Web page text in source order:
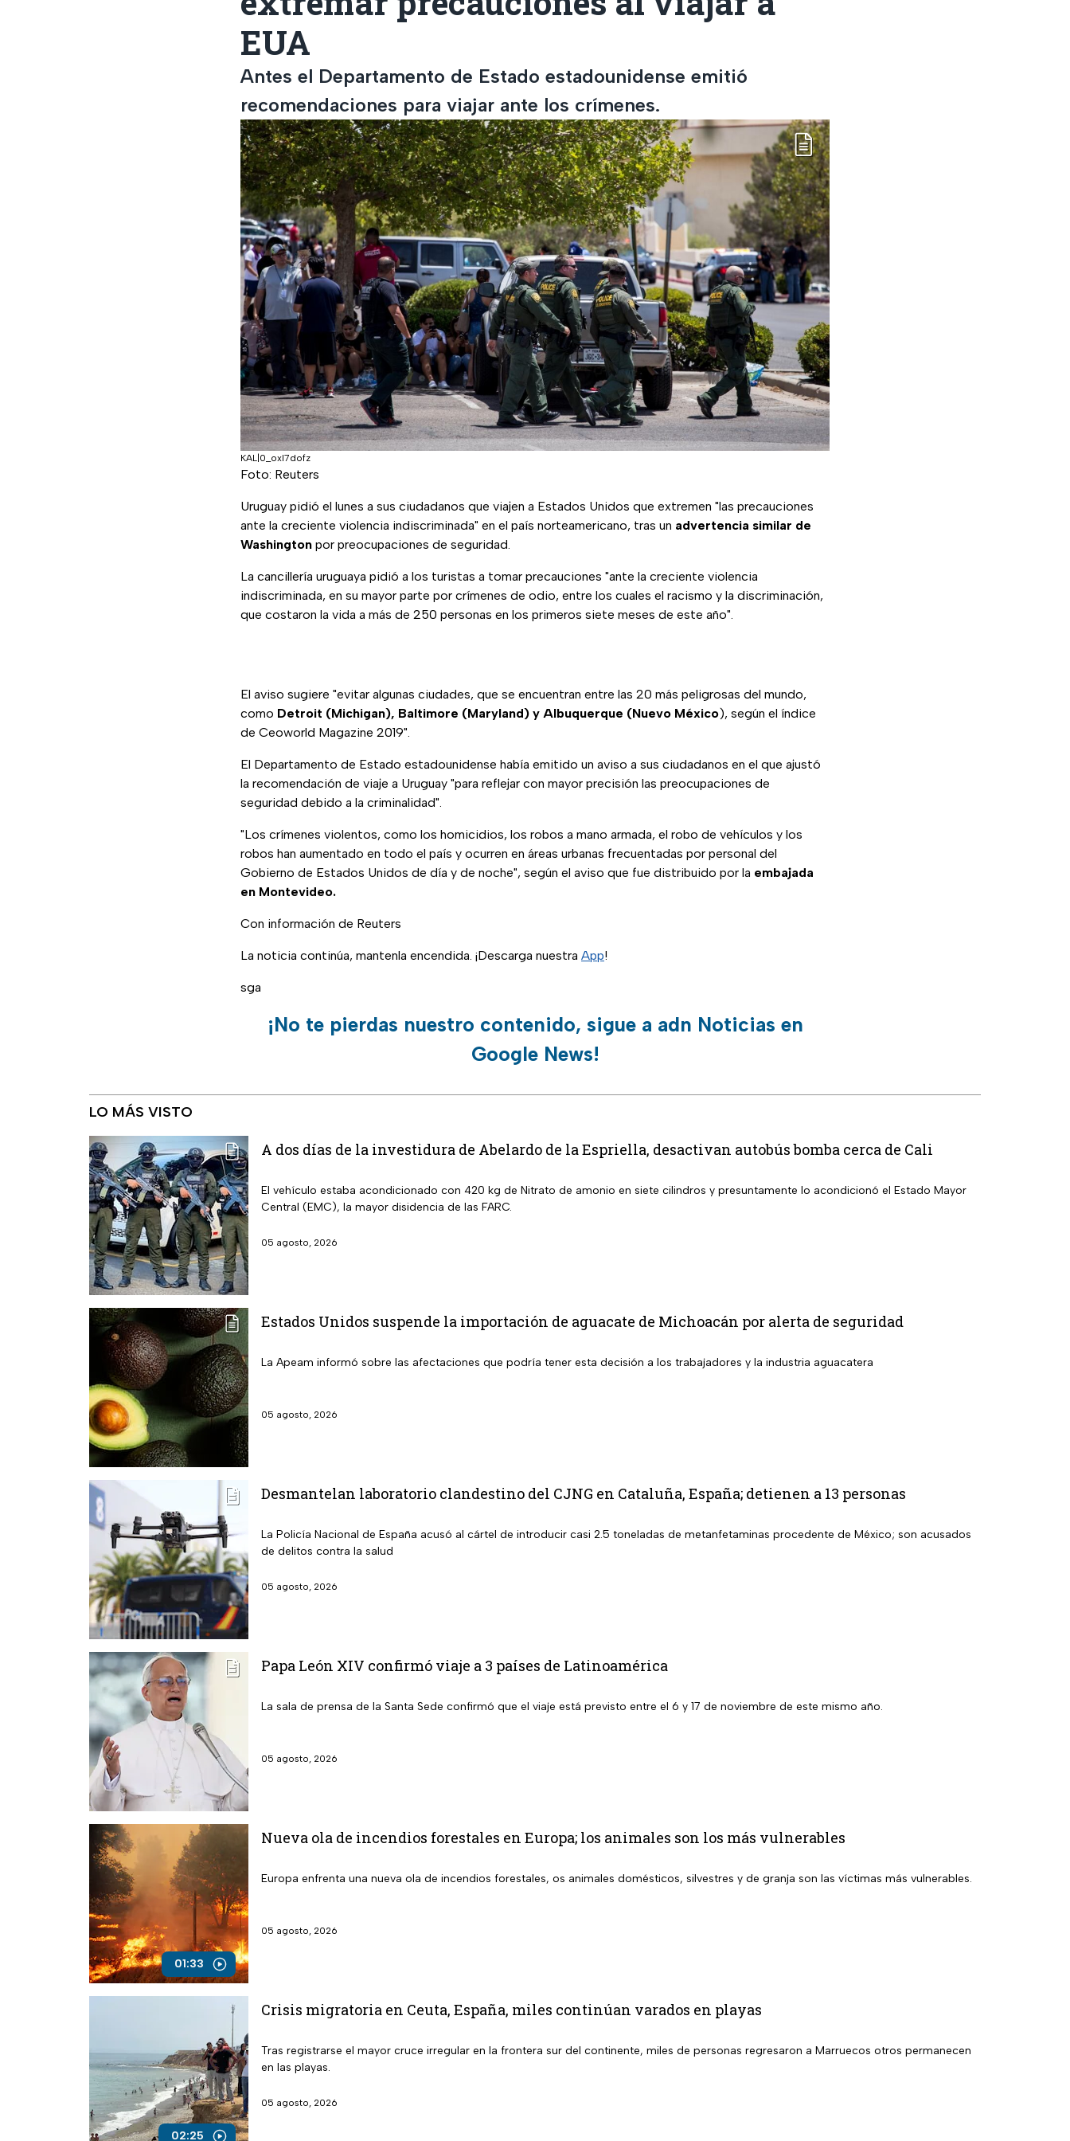
EUA
Antes el Departamento de Estado estadounidense emitió
recomendaciones para viajar ante los crímenes.
KAL|0_oxl7dofz
Foto: Reuters
Uruguay pidió el lunes a sus ciudadanos que viajen a Estados Unidos que extremen "las precauciones
ante la creciente violencia indiscriminada" en el país norteamericano, tras un advertencia similar de
Washington por preocupaciones de seguridad.
La cancillería uruguaya pidió a los turistas a tomar precauciones "ante la creciente violencia
indiscriminada, en su mayor parte por crímenes de odio, entre los cuales el racismo y la discriminación,
que costaron la vida a más de 250 personas en los primeros siete meses de este año".
El aviso sugiere "evitar algunas ciudades, que se encuentran entre las 20 más peligrosas del mundo,
como Detroit (Michigan), Baltimore (Maryland) y Albuquerque (Nuevo México), según el índice
de Ceoworld Magazine 2019".
El Departamento de Estado estadounidense había emitido un aviso a sus ciudadanos en el que ajustó
la recomendación de viaje a Uruguay "para reflejar con mayor precisión las preocupaciones de
seguridad debido a la criminalidad".
"Los crímenes violentos, como los homicidios, los robos a mano armada, el robo de vehículos y los
robos han aumentado en todo el país y ocurren en áreas urbanas frecuentadas por personal del
Gobierno de Estados Unidos de día y de noche", según el aviso que fue distribuido por la embajada
en Montevideo.
Con información de Reuters
La noticia continúa, mantenla encendida. ¡Descarga nuestra App!
sga
¡No te pierdas nuestro contenido, sigue a adn Noticias en
Google News!
LO MÁS VISTO
A dos días de la investidura de Abelardo de la Espriella, desactivan autobús bomba cerca de Cali
El vehículo estaba acondicionado con 420 kg de Nitrato de amonio en siete cilindros y presuntamente lo acondicionó el Estado Mayor
Central (EMC), la mayor disidencia de las FARC.
05 agosto, 2026
Estados Unidos suspende la importación de aguacate de Michoacán por alerta de seguridad
La Apeam informó sobre las afectaciones que podría tener esta decisión a los trabajadores y la industria aguacatera
05 agosto, 2026
Desmantelan laboratorio clandestino del CJNG en Cataluña, España; detienen a 13 personas
La Policía Nacional de España acusó al cártel de introducir casi 2.5 toneladas de metanfetaminas procedente de México; son acusados
de delitos contra la salud
05 agosto, 2026
Papa León XIV confirmó viaje a 3 países de Latinoamérica
La sala de prensa de la Santa Sede confirmó que el viaje está previsto entre el 6 y 17 de noviembre de este mismo año.
05 agosto, 2026
01:33
Nueva ola de incendios forestales en Europa; los animales son los más vulnerables
Europa enfrenta una nueva ola de incendios forestales, os animales domésticos, silvestres y de granja son las víctimas más vulnerables.
05 agosto, 2026
02:25
Crisis migratoria en Ceuta, España, miles continúan varados en playas
Tras registrarse el mayor cruce irregular en la frontera sur del continente, miles de personas regresaron a Marruecos otros permanecen
en las playas.
05 agosto, 2026